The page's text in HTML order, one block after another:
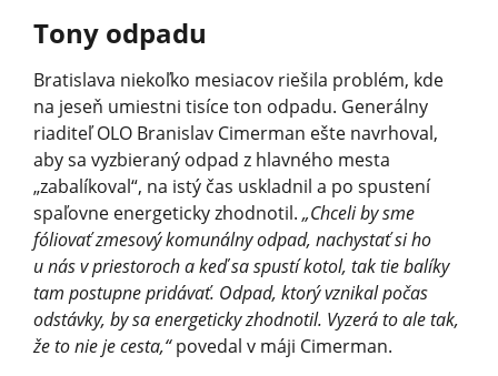
Tony odpadu
Bratislava niekoľko mesiacov riešila problém, kde
na jeseň umiestni tisíce ton odpadu. Generálny
riaditeľ OLO Branislav Cimerman ešte navrhoval,
aby sa vyzbieraný odpad z hlavného mesta
„zabalíkoval“, na istý čas uskladnil a po spustení
spaľovne energeticky zhodnotil. „Chceli by sme
fóliovať zmesový komunálny odpad, nachystať si ho
u nás v priestoroch a keď sa spustí kotol, tak tie balíky
tam postupne pridávať. Odpad, ktorý vznikal počas
odstávky, by sa energeticky zhodnotil. Vyzerá to ale tak,
že to nie je cesta,“povedal v máji Cimerman.